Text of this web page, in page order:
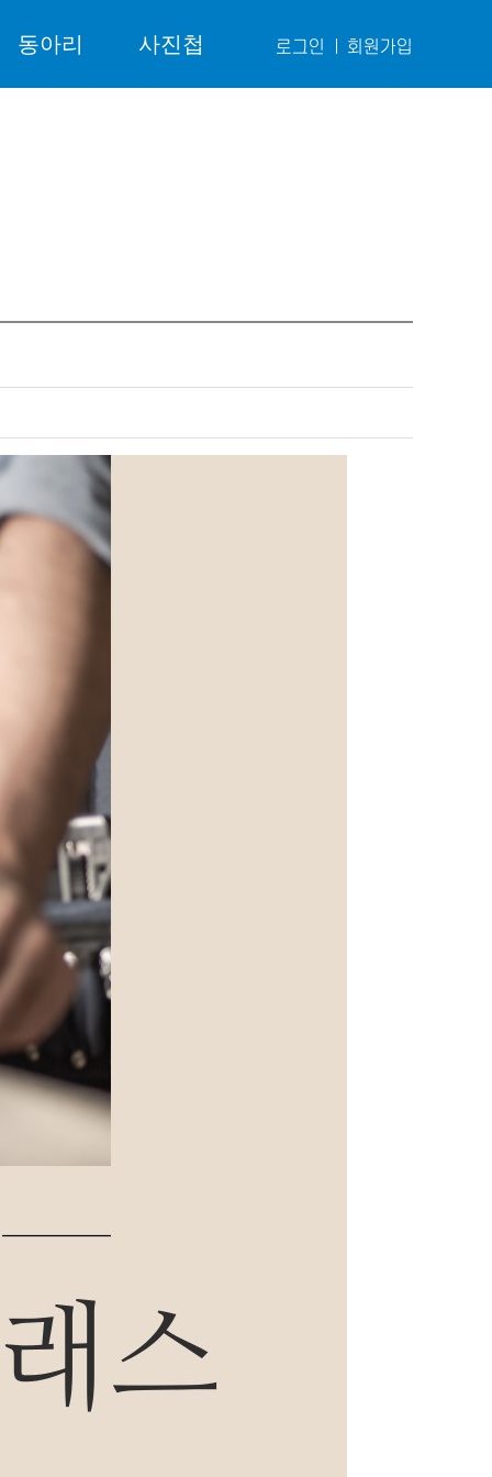
동아리 사진첩 로그인 회원가입